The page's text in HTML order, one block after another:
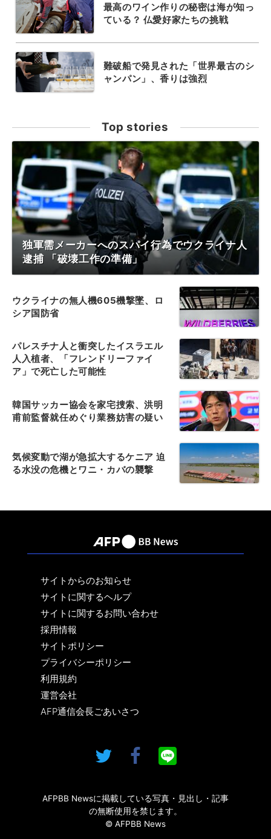
最高のワイン作りの秘密は海が知っ
ている？ 仏愛好家たちの挑戦
難破船で発見された「世界最古のシ
ャンパン」、香りは強烈
Top stories
独軍需メーカーへのスパイ行為でウクライナ人
逮捕 「破壊工作の準備」
ウクライナの無人機605機撃墜、ロ
シア国防省
パレスチナ人と衝突したイスラエル
人入植者、「フレンドリーファイ
ア」で死亡した可能性
韓国サッカー協会を家宅捜索、洪明
甫前監督就任めぐり業務妨害の疑い
気候変動で湖が急拡大するケニア 迫
る水没の危機とワニ・カバの襲撃
サイトからのお知らせ
サイトに関するヘルプ
サイトに関するお問い合わせ
採用情報
サイトポリシー
プライバシーポリシー
利用規約
運営会社
AFP通信会長ごあいさつ
AFPBB Newsに掲載している写真・見出し・記事
の無断使用を禁じます。
© AFPBB News